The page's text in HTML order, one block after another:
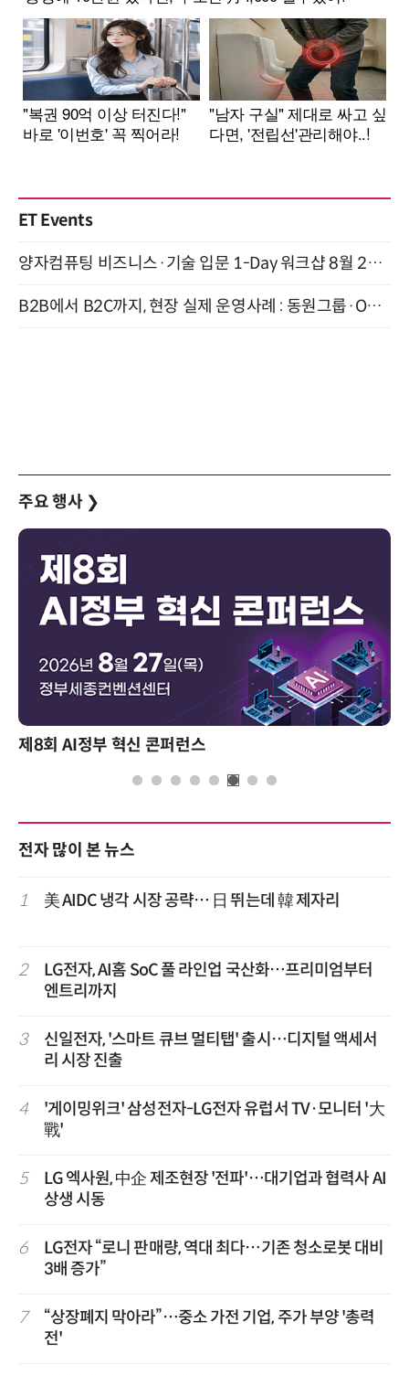
ET Events
양자컴퓨팅 비즈니스·기술 입문 1-Day 워크샵 8월 28일 개최
B2B에서 B2C까지, 현장 실제 운영사례 : 동원그룹·OCI·다이닝브랜즈그룹·당근 (8/27)
주요 행사 ❯
성과를 만드는 AI 에이전트 운영 전략 및 사례
전자 많이 본 뉴스
1 美 AIDC 냉각 시장 공략… 日 뛰는데 韓 제자리
2
LG전자, AI홈 SoC 풀 라인업 국산화…프리미엄부터
엔트리까지
3
신일전자, '스마트 큐브 멀티탭' 출시…디지털 액세서
리 시장 진출
4
'게이밍위크' 삼성전자-LG전자 유럽서 TV·모니터 '大
戰'
5
LG 엑사원, 中企 제조현장 '전파'…대기업과 협력사 AI
상생 시동
6
LG전자 “로니 판매량, 역대 최다…기존 청소로봇 대비
3배 증가”
7
“상장폐지 막아라”…중소 가전 기업, 주가 부양 '총력
전'